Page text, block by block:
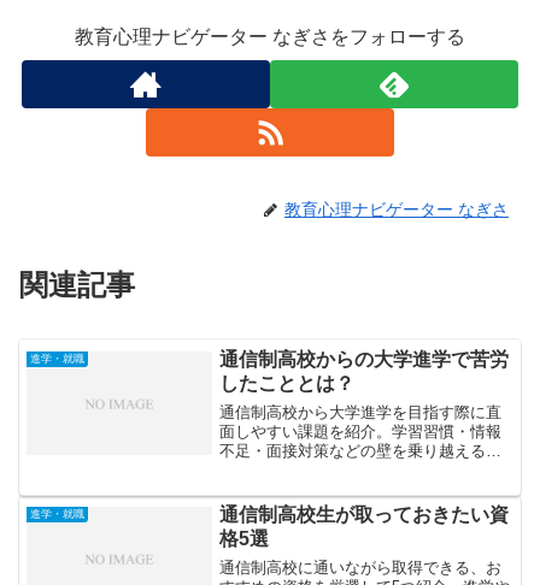
教育心理ナビゲーター なぎさをフォローする
教育心理ナビゲーター なぎさ
関連記事
進学・就職
通信制高校からの大学進学で苦労
したこととは？
通信制高校から大学進学を目指す際に直
面しやすい課題を紹介。学習習慣・情報
不足・面接対策などの壁を乗り越えるた
進学・就職
通信制高校生が取っておきたい資
格5選
通信制高校に通いながら取得できる、お